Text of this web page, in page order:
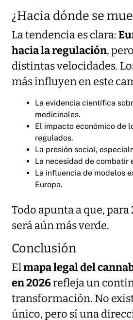
¿Hacia dónde se
La tendencia es clara:
hacia la regulación,
distintas velocidades.
más influyen en este
La evidencia científica
medicinales.
El impacto económico de
regulados.
La presión social,
La necesidad de combatir
La influencia de modelos
Europa.
Todo apunta a que, para
será aún más verde.
Conclusión
Elmapa legal del
en 2026refleja un
transformación. No
único, pero sí una